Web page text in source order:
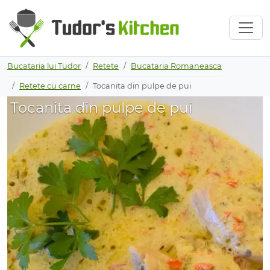
Bucataria lui Tudor Retete Bucataria Romaneasca
Retete cu carne Tocanita din pulpe de pui
Tocanita din pulpe de pui